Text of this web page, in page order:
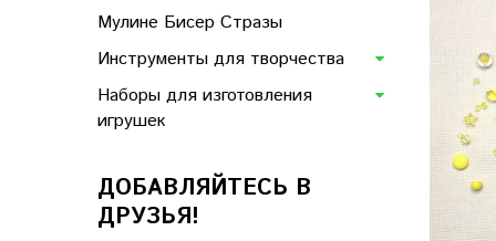
Мулине Бисер Стразы
Инструменты для творчества
Наборы для изготовления
игрушек
ДОБАВЛЯЙТЕСЬ В
ДРУЗЬЯ!